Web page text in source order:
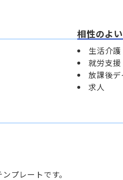
相性のよ
生活介護
就労支援
放課後デ
求人
プレートです。